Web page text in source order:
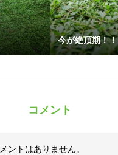
今が絶頂期！！
コメント
ントはありません。